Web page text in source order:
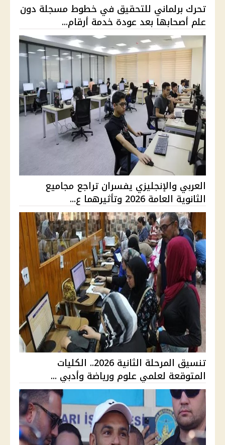
تحرك برلماني للتحقيق في خطوط مسجلة دون
علم أصحابها بعد عودة خدمة أرقام...
العربي والإنجليزي يفسران تراجع مجاميع
الثانوية العامة 2026 وتأثيرهما ع...
تنسيق المرحلة الثانية 2026.. الكليات
المتوقعة لعلمي علوم ورياضة وأدبي ...